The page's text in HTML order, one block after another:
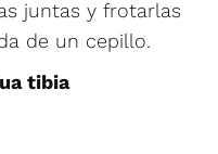
juntas y frotarlas
de un cepillo.
tibia